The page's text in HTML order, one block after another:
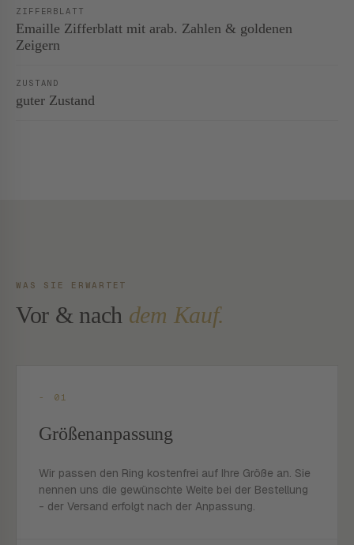
ZIFFERBLATT
Emaille Zifferblatt mit arab. Zahlen & goldenen
Zeigern
ZUSTAND
guter Zustand
WAS SIE ERWARTET
Vor & nach dem Kauf.
- 01
Größenanpassung
Wir passen den Ring kostenfrei auf Ihre Größe an. Sie
nennen uns die gewünschte Weite bei der Bestellung
- der Versand erfolgt nach der Anpassung.